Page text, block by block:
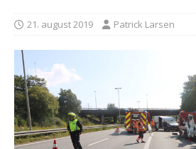
21. august 2019 Patrick Larsen